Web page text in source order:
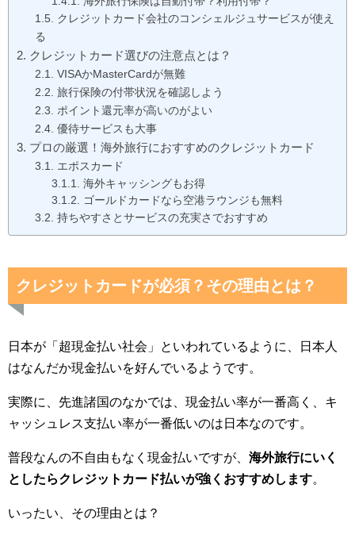
クレジットカード会社のコンシェルジュサービスが使え
る
クレジットカード選びの注意点とは？
VISAかMasterCardが無難
旅行保険の付帯状況を確認しよう
ポイント還元率が高いのがよい
優待サービスも大事
プロの厳選！海外旅行におすすめのクレジットカード
エポスカード
海外キャッシングもお得
ゴールドカードなら空港ラウンジも無料
持ちやすさとサービスの充実さでおすすめ
クレジットカードが必須？その理由とは？
日本が「超現金払い社会」といわれているように、日本人
はなんだか現金払いを好んでいるようです。
実際に、先進諸国のなかでは、現金払い率が一番高く、キ
ャッシュレス支払い率が一番低いのは日本なのです。
普段なんの不自由もなく現金払いですが、 海外旅行にいく
としたらクレジットカード払いが強くおすすめします。
いったい、その理由とは？